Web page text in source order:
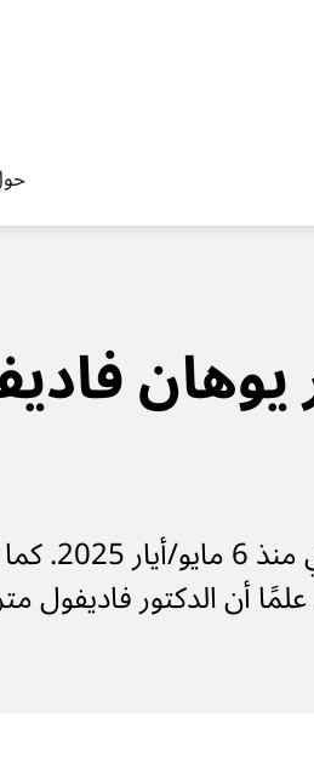
يوهان
منصب وزير
في البرلمان الاتحادي الألماني (البوندستاغ) منذ عام 2009. علمًا أن